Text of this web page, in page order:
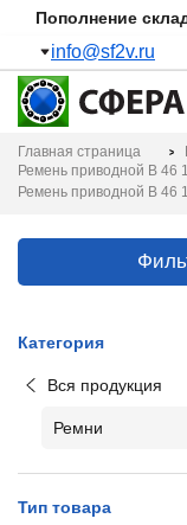
Пополнение
info@sf2v.ru
Главная страница
Ремень приводной B 46
Ремень приводной B 46
Категория
Вся продукция
Ремни
Тип товара